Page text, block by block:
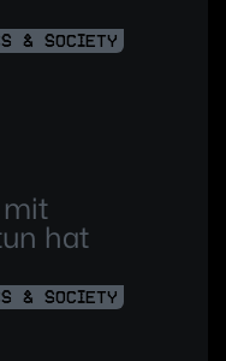
& SOCIETY
mit
hat
& SOCIETY